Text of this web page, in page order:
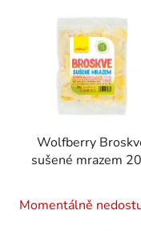
Wolfberry
sušené mrazem
Momentálně